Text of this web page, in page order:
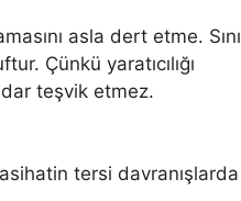
asla dert etme.
Çünkü yaratıcılığı
teşvik etmez.
tersi davranışlarda